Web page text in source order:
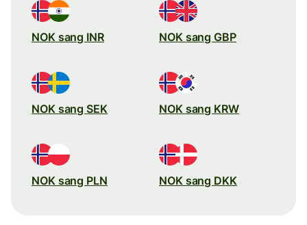
NOK sang INR NOK sang GBP
NOK sang SEK NOK sang KRW
NOK sang PLN NOK sang DKK